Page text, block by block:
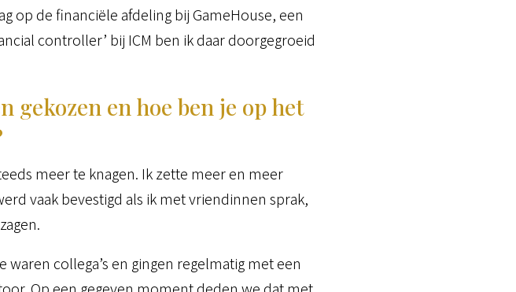
op de financiële afdeling bij GameHouse, een
controller’ bij ICM ben ik daar doorgegroeid
gekozen en hoe ben je op het
meer te knagen. Ik zette meer en meer
vaak bevestigd als ik met vriendinnen sprak,
collega’s en gingen regelmatig met een
Op een gegeven moment deden we dat met